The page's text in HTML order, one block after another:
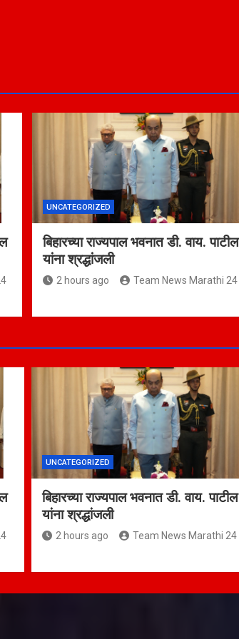
UNCATEGORIZED
बिहारच्या राज्यपाल भवनात डी. वाय. पाटील
यांना श्रद्धांजली
2 hours ago Team News Marathi 24
UNCATEGORIZED
बिहारच्या राज्यपाल भवनात डी. वाय. पाटील
यांना श्रद्धांजली
2 hours ago Team News Marathi 24